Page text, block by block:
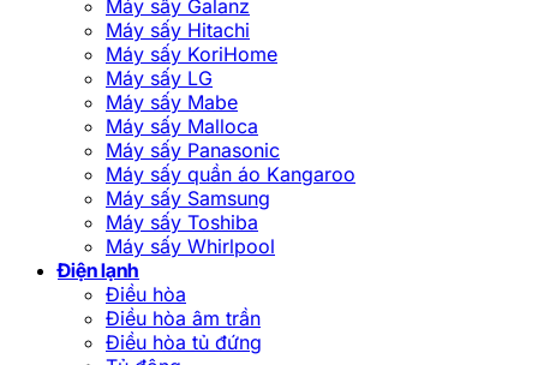
Máy sấy Galanz
Máy sấy Hitachi
Máy sấy KoriHome
Máy sấy LG
Máy sấy Mabe
Máy sấy Malloca
Máy sấy Panasonic
Máy sấy quần áo Kangaroo
Máy sấy Samsung
Máy sấy Toshiba
Máy sấy Whirlpool
Điện lạnh
Điều hòa
Điều hòa âm trần
Điều hòa tủ đứng